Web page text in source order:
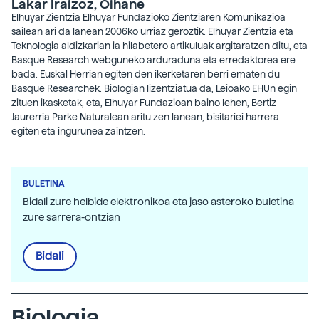
Lakar Iraizoz, Oihane
Elhuyar Zientzia Elhuyar Fundazioko Zientziaren Komunikazioa
sailean ari da lanean 2006ko urriaz geroztik. Elhuyar Zientzia eta
Teknologia aldizkarian ia hilabetero artikuluak argitaratzen ditu, eta
Basque Research webguneko arduraduna eta erredaktorea ere
bada. Euskal Herrian egiten den ikerketaren berri ematen du
Basque Researchek. Biologian lizentziatua da, Leioako EHUn egin
zituen ikasketak, eta, Elhuyar Fundazioan baino lehen, Bertiz
Jaurerria Parke Naturalean aritu zen lanean, bisitariei harrera
egiten eta ingurunea zaintzen.
BULETINA
Bidali zure helbide elektronikoa eta jaso asteroko buletina
zure sarrera-ontzian
Bidali